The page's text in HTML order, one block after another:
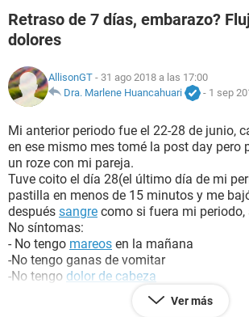
FAMILIA
NUTRICIÓN
SEXUALIDAD
GLOSARIO
Retraso de 7 días, embarazo?
dolores
AllisonGT - 31 ago 2018 a las 17:00
Dra. Marlene Huancahuari
- 1 sep
Mi anterior periodo fue el 22-28 de junio,
en ese mismo mes tomé la post day pero
un roze con mi pareja.
Tuve coito el día 28(el último día de mi
pastilla en menos de 15 minutos y me
después sangre como si fuera mi
No síntomas:
- No tengo mareos en la mañana
-No tengo ganas de vomitar
-No tengo dolor de cabeza
-No tengo ganas de orinar frecuentemente.
dolor de espalda
Ver más